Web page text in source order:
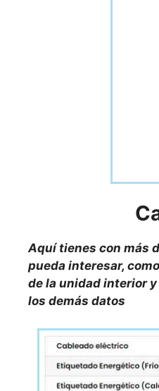
Aquí tienes con más
pueda interesar,
de la unidad interior
los demás datos